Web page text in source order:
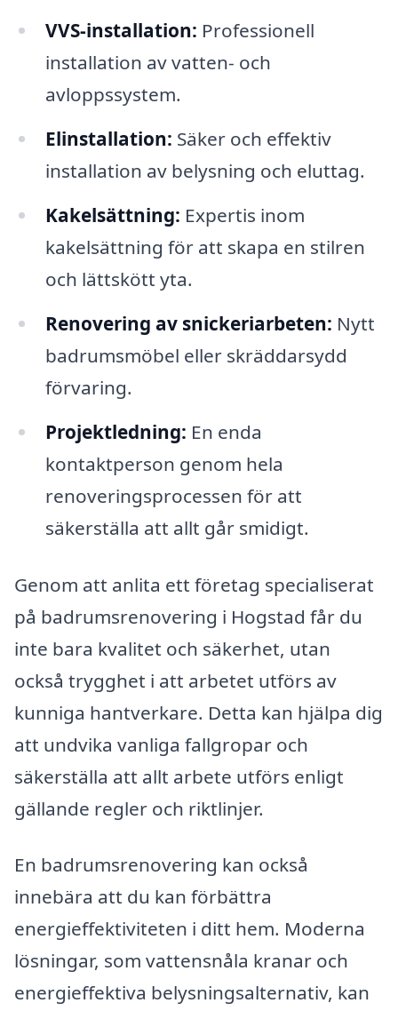
VVS-installation: Professionell
installation av vatten- och
avloppssystem.
Elinstallation: Säker och effektiv
installation av belysning och eluttag.
Kakelsättning: Expertis inom
kakelsättning för att skapa en stilren
och lättskött yta.
Renovering av snickeriarbeten: Nytt
badrumsmöbel eller skräddarsydd
förvaring.
Projektledning: En enda
kontaktperson genom hela
renoveringsprocessen för att
säkerställa att allt går smidigt.
Genom att anlita ett företag specialiserat
på badrumsrenovering i Hogstad får du
inte bara kvalitet och säkerhet, utan
också trygghet i att arbetet utförs av
kunniga hantverkare. Detta kan hjälpa dig
att undvika vanliga fallgropar och
säkerställa att allt arbete utförs enligt
gällande regler och riktlinjer.
En badrumsrenovering kan också
innebära att du kan förbättra
energieffektiviteten i ditt hem. Moderna
lösningar, som vattensnåla kranar och
energieffektiva belysningsalternativ, kan